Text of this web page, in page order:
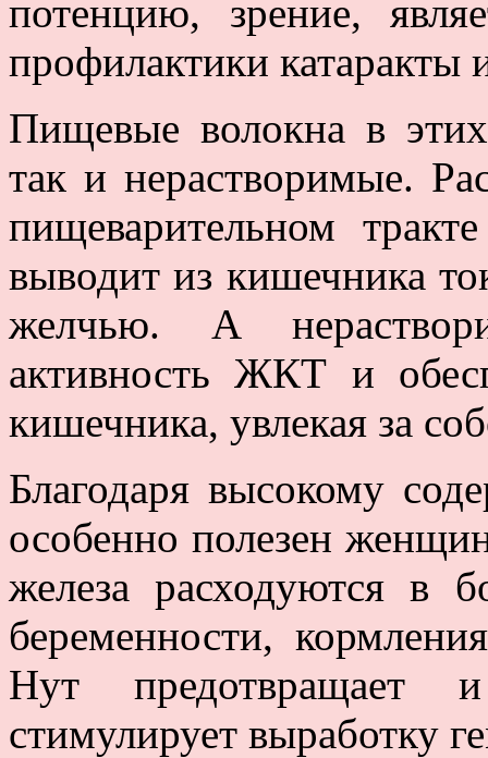
потенцию, зрение,
профилактики катаракты
Пищевые волокна в
так и нерастворимые.
пищеварительном
выводит из кишечника
желчью. А
активность ЖКТ и
кишечника, увлекая за
Благодаря высокому
особенно полезен
железа расходуются в
беременности,
Нут предотвращает
стимулирует выработку